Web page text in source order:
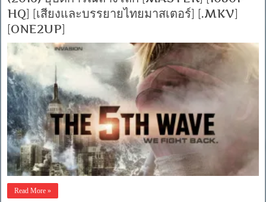
HQ] [เสียงและบรรยายไทยมาสเตอร์] [.MKV]
[ONE2UP]
Read More »